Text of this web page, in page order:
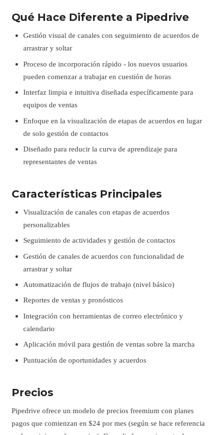
Qué Hace Diferente a Pipedrive
Gestión visual de canales con seguimiento de acuerdos de
arrastrar y soltar
Proceso de incorporación rápido - los nuevos usuarios
pueden comenzar a trabajar en cuestión de horas
Interfaz limpia e intuitiva diseñada específicamente para
equipos de ventas
Enfoque en la visualización de etapas de acuerdos en lugar
de solo gestión de contactos
Diseñado para reducir la curva de aprendizaje para
representantes de ventas
Características Principales
Visualización de canales con etapas de acuerdos
personalizables
Seguimiento de actividades y gestión de contactos
Gestión de canales de acuerdos con funcionalidad de
arrastrar y soltar
Automatización de flujos de trabajo (nivel básico)
Reportes de ventas y pronósticos
Integración con herramientas de correo electrónico y
calendario
Aplicación móvil para gestión de ventas sobre la marcha
Puntuación de oportunidades y acuerdos
Precios
Pipedrive ofrece un modelo de precios freemium con planes
pagos que comienzan en $24 por mes (según se hace referencia